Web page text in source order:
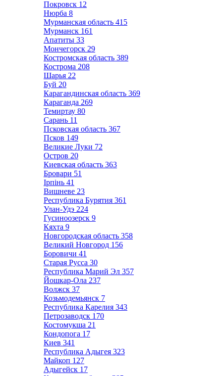
Покровск 12
Нюрба 8
Мурманская область 415
Мурманск 161
Апатиты 33
Мончегорск 29
Костромская область 389
Кострома 208
Шарья 22
Буй 20
Карагандинская область 369
Караганда 269
Темиртау 80
Сарань 11
Псковская область 367
Псков 149
Великие Луки 72
Остров 20
Киевская область 363
Бровари 51
Ірпінь 41
Вишневе 23
Республика Бурятия 361
Улан-Удэ 224
Гусиноозерск 9
Кяхта 9
Новгородская область 358
Великий Новгород 156
Боровичи 41
Старая Русса 30
Республика Марий Эл 357
Йошкар-Ола 237
Волжск 37
Козьмодемьянск 7
Республика Карелия 343
Петрозаводск 170
Костомукша 21
Кондопога 17
Киев 341
Республика Адыгея 323
Майкоп 127
Адыгейск 17